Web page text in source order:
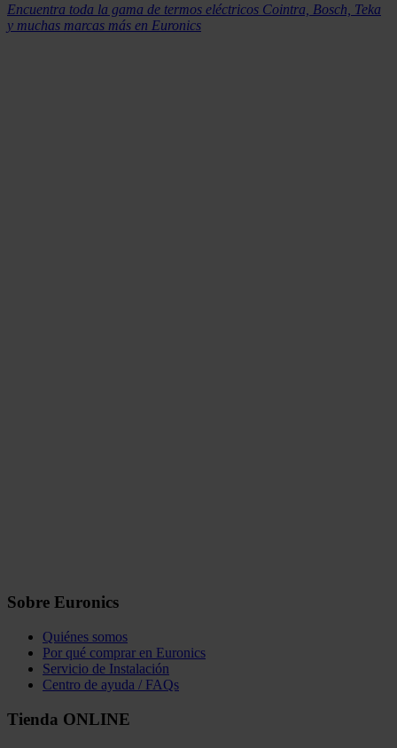
Encuentra toda la gama de termos eléctricos Cointra, Bosch, Teka
y muchas marcas más en Euronics
Sobre Euronics
Quiénes somos
Por qué comprar en Euronics
Servicio de Instalación
Centro de ayuda / FAQs
Tienda ONLINE